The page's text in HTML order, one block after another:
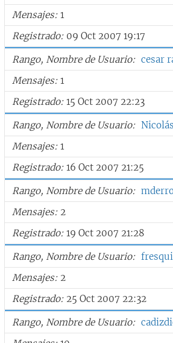
Mensajes 1
Registrado 09 Oct 2007 19:17
Rango, Nombre de Usuario
cesar
Mensajes 1
Registrado 15 Oct 2007 22:23
Rango, Nombre de Usuario
Mensajes 1
Registrado 16 Oct 2007 21:25
Rango, Nombre de Usuario
Mensajes 2
Registrado 19 Oct 2007 21:28
Rango, Nombre de Usuario
Mensajes 2
Registrado 25 Oct 2007 22:32
Rango, Nombre de Usuario